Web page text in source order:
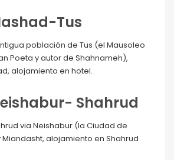
Tus
población de Tus (el Mausoleo
Poeta y autor de Shahnameh),
alojamiento en hotel.
Shahrud
via Neishabur (la Ciudad de
alojamiento en Shahrud